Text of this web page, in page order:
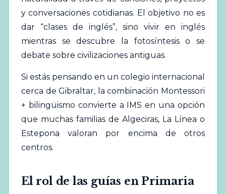
y conversaciones cotidianas. El objetivo no es
dar “clases de inglés”, sino vivir en inglés
mientras se descubre la fotosíntesis o se
debate sobre civilizaciones antiguas.
Si estás pensando en un colegio internacional
cerca de Gibraltar, la combinación Montessori
+ bilingüismo convierte a IMS en una opción
que muchas familias de Algeciras, La Línea o
Estepona valoran por encima de otros
centros.
El rol de las guías en Primaria